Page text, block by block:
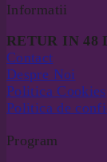
Informatii
RETUR IN 48
Contact
Despre Noi
Politica Cookies
Politica de
Program